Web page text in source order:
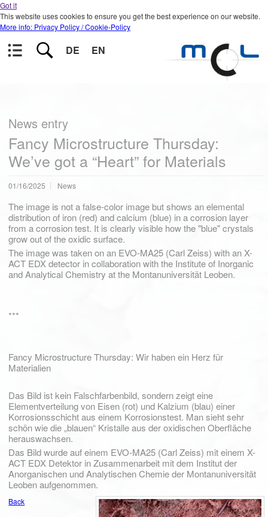
Got it
This website uses cookies to ensure you get the best experience on our website.
More info: Privacy Policy / Cookie-Policy
DE EN
News entry
Fancy Microstructure Thursday:
We’ve got a “Heart” for Materials
01/16/2025 News
The image is not a false-color image but shows an elemental
distribution of iron (red) and calcium (blue) in a corrosion layer
from a corrosion test. It is clearly visible how the "blue" crystals
grow out of the oxidic surface.
The image was taken on an EVO-MA25 (Carl Zeiss) with an X-
ACT EDX detector in collaboration with the Institute of Inorganic
and Analytical Chemistry at the Montanuniversität Leoben.
***
Fancy Microstructure Thursday: Wir haben ein Herz für
Materialien
Das Bild ist kein Falschfarbenbild, sondern zeigt eine
Elementverteilung von Eisen (rot) und Kalzium (blau) einer
Korrosionsschicht aus einem Korrosionstest. Man sieht sehr
schön wie die „blauen“ Kristalle aus der oxidischen Oberfläche
herauswachsen.
Das Bild wurde auf einem EVO-MA25 (Carl Zeiss) mit einem X-
ACT EDX Detektor in Zusammenarbeit mit dem Institut der
Anorganischen und Analytischen Chemie der Montanuniversität
Leoben aufgenommen.
Back